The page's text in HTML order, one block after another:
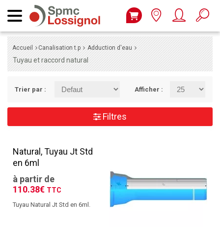
Accueil Canalisation t.p Adduction d'eau
Tuyau et raccord natural
Trier par : Afficher :
Filtres
Natural, Tuyau Jt Std
en 6ml
à partir de
110.38€ TTC
Tuyau Natural Jt Std en 6ml.